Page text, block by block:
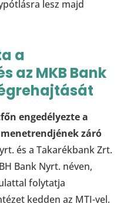
lesz majd
a
az MKB Bank
engedélyezte a
záró
és a Takarékbank Zrt.
Bank Nyrt. néven,
folytatja
kedden az MTI-vel.